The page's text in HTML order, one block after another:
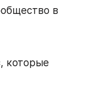
в
которые